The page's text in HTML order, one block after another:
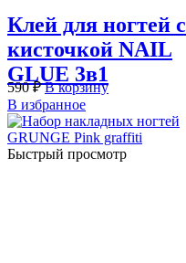
Клей для ногтей с
кисточкой NAIL
GLUE 3в1
590₽ В корзину
В избранное
Быстрый просмотр